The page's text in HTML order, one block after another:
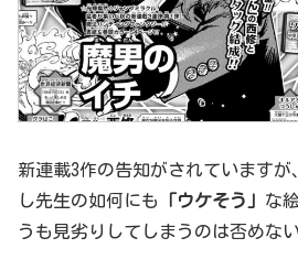
新連載3作の告知がされています
し先生の如何にも
「ウケそう」 な
うも見劣りしてしまうのは否めな